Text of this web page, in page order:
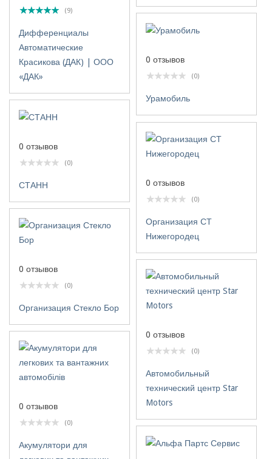
(9)
Дифференциалы
Автоматические
Красикова (ДАК) | ООО
«ДАК»
0 отзывов
(0)
Урамобиль
0 отзывов
(0)
СТАНН 0 отзывов
(0)
Организация СТ
Нижегородец
0 отзывов
(0)
Организация Стекло Бор
0 отзывов
(0)
Автомобильный
технический центр Star
Motors
0 отзывов
(0)
Акумулятори для